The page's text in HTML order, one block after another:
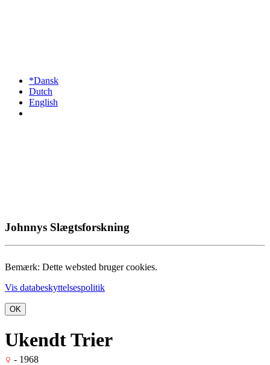
*Dansk
Dutch
English
Johnnys Slægtsforskning
Bemærk: Dette websted bruger cookies.
Vis databeskyttelsespolitik
OK
Ukendt Trier
- 1968